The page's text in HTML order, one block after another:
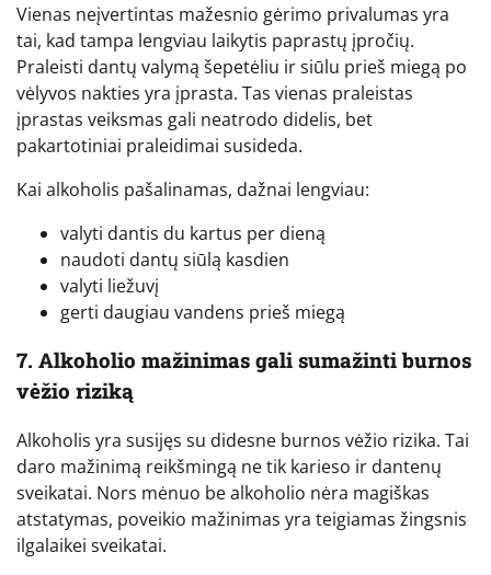
Vienas neįvertintas mažesnio gėrimo privalumas yra
tai, kad tampa lengviau laikytis paprastų įpročių.
Praleisti dantų valymą šepetėliu ir siūlu prieš miegą po
vėlyvos nakties yra įprasta. Tas vienas praleistas
įprastas veiksmas gali neatrodo didelis, bet
pakartotiniai praleidimai susideda.
Kai alkoholis pašalinamas, dažnai lengviau:
valyti dantis du kartus per dieną
naudoti dantų siūlą kasdien
valyti liežuvį
gerti daugiau vandens prieš miegą
7. Alkoholio mažinimas gali sumažinti burnos
vėžio riziką
Alkoholis yra susijęs su didesne burnos vėžio rizika. Tai
daro mažinimą reikšmingą ne tik karieso ir dantenų
sveikatai. Nors mėnuo be alkoholio nėra magiškas
atstatymas, poveikio mažinimas yra teigiamas žingsnis
ilgalaikei sveikatai.